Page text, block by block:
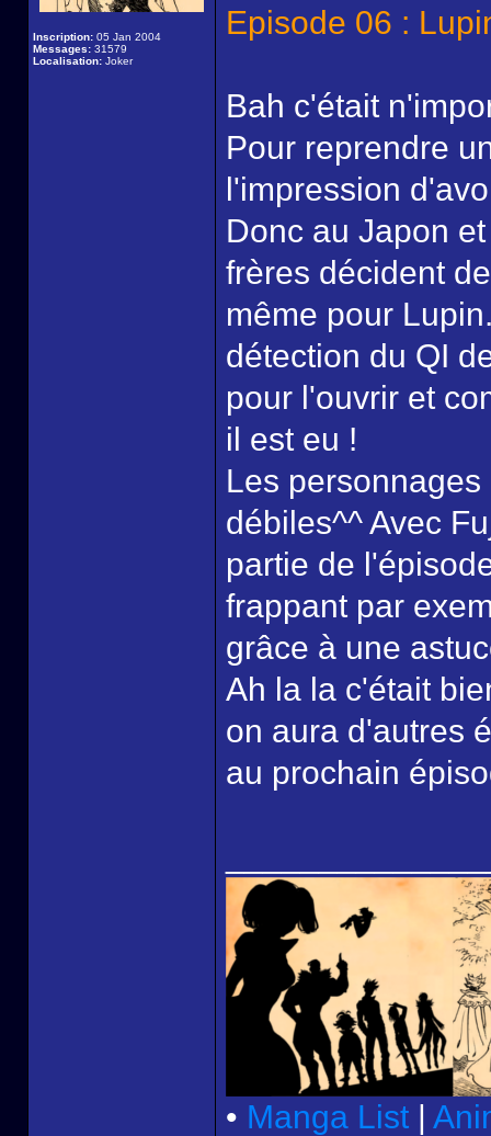
Inscription: 05 Jan 2004
Messages: 31579
Localisation: Joker
Episode 06 :
Bah c'était
Pour reprendre
l'impression
Donc au Japon
frères décident
même pour
détection du QI
pour l'ouvrir et
il est eu !
Les
débiles^^ Avec
partie de
frappant par
grâce à une
Ah la la c'était
on aura d'autres
au prochain
• Manga List |